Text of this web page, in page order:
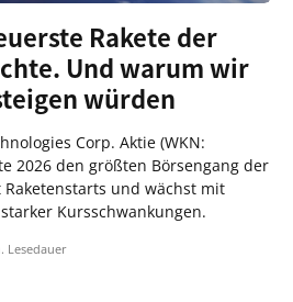
Rakete der
Und warum wir
würden
Corp. Aktie (WKN:
2026 den größten Börsengang der
und wächst mit
Kursschwankungen.
Lesedauer